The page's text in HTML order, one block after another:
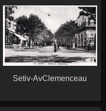
Setiv-AvClemenceau